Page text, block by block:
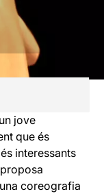
jove
que és
interessants
coreografia